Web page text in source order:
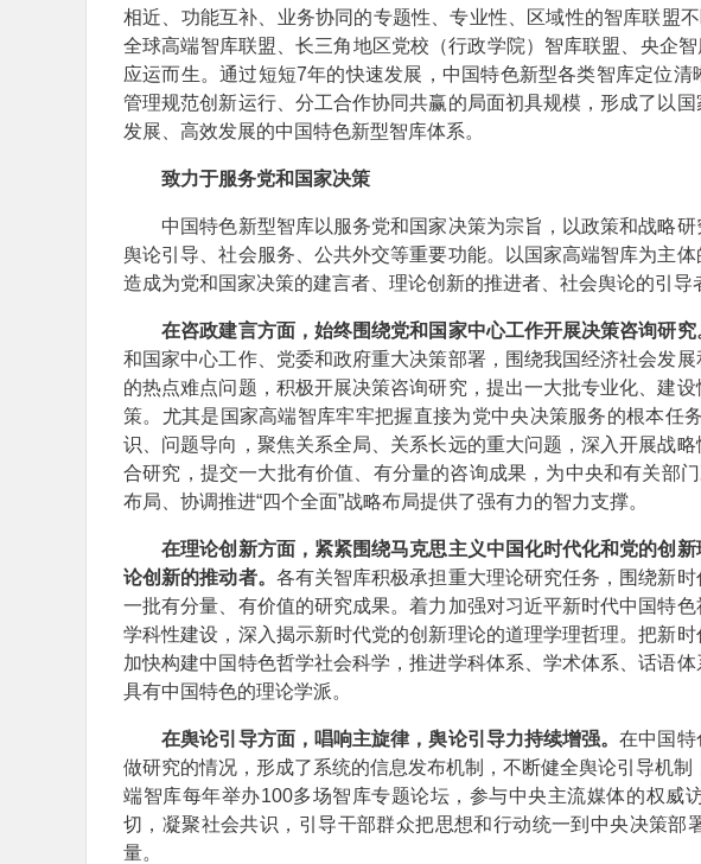
相近、功能互补、业务协同的专题性、专业性、区域性的智库联盟
全球高端智库联盟、长三角地区党校（行政学院）智库联盟、央企
应运而生。通过短短7年的快速发展，中国特色新型各类智库定位清
管理规范创新运行、分工合作协同共赢的局面初具规模，形成了以
发展、高效发展的中国特色新型智库体系。
致力于服务党和国家决策
中国特色新型智库以服务党和国家决策为宗旨，以政策和战略研
舆论引导、社会服务、公共外交等重要功能。以国家高端智库为主
造成为党和国家决策的建言者、理论创新的推进者、社会舆论的引导
在咨政建言方面，始终围绕党和国家中心工作开展决策咨询研究
和国家中心工作、党委和政府重大决策部署，围绕我国经济社会发
的热点难点问题，积极开展决策咨询研究，提出一大批专业化、建
策。尤其是国家高端智库牢牢把握直接为党中央决策服务的根本任
识、问题导向，聚焦关系全局、关系长远的重大问题，深入开展战
合研究，提交一大批有价值、有分量的咨询成果，为中央和有关部
布局、协调推进“四个全面”战略布局提供了强有力的智力支撑。
在理论创新方面，紧紧围绕马克思主义中国化时代化和党的创
论创新的推动者。 各有关智库积极承担重大理论研究任务，围绕新
一批有分量、有价值的研究成果。着力加强对习近平新时代中国特
学科性建设，深入揭示新时代党的创新理论的道理学理哲理。把新
加快构建中国特色哲学社会科学，推进学科体系、学术体系、话语
具有中国特色的理论学派。
在舆论引导方面，唱响主旋律，舆论引导力持续增强。在中国特
做研究的情况，形成了系统的信息发布机制，不断健全舆论引导机
端智库每年举办100多场智库专题论坛，参与中央主流媒体的权威
切，凝聚社会共识，引导干部群众把思想和行动统一到中央决策部
量。